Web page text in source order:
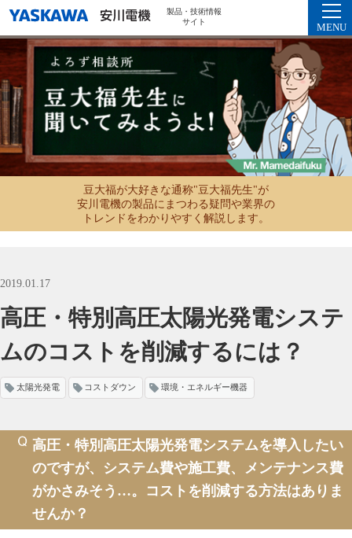
製品・技術情報
サイト
MENU
豆大福が大好きな通称"豆大福先生"が
安川電機の製品にまつわる疑問や業界の
トレンドをわかりやすく解説します。
2019.01.17
高圧・特別高圧太陽光発電システ
ムのコストを削減するには？
太陽光発電 コストダウン 環境・エネルギー機器
高圧・特別高圧太陽光発電システムを導入したい
のですが、 システム費や施工費、メンテナンス費
がかさみそう…。 コストを削減する方法はありま
せんか？